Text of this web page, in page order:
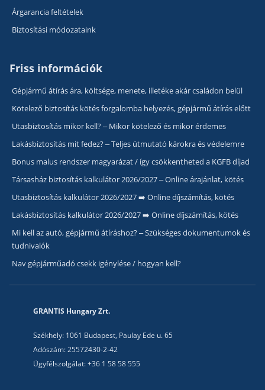
Árgarancia feltételek
Biztosítási módozataink
Friss információk
Gépjármű átírás ára, költsége, menete, illetéke akár családon belül
Kötelező biztosítás kötés forgalomba helyezés, gépjármű átírás előtt
Utasbiztosítás mikor kell? – Mikor kötelező és mikor érdemes
Lakásbiztosítás mit fedez? – Teljes útmutató károkra és védelemre
Bonus malus rendszer magyarázat / így csökkentheted a KGFB díjad
Társasház biztosítás kalkulátor 2026/2027 – Online árajánlat, kötés
Utasbiztosítás kalkulátor 2026/2027 ➡️ Online díjszámítás, kötés
Lakásbiztosítás kalkulátor 2026/2027 ➡️ Online díjszámítás, kötés
Mi kell az autó, gépjármű átíráshoz? – Szükséges dokumentumok és
tudnivalók
Nav gépjárműadó csekk igénylése / hogyan kell?
GRANTIS Hungary Zrt.
Székhely: 1061 Budapest, Paulay Ede u. 65
Adószám: 25572430-2-42
Ügyfélszolgálat: +36 1 58 58 555